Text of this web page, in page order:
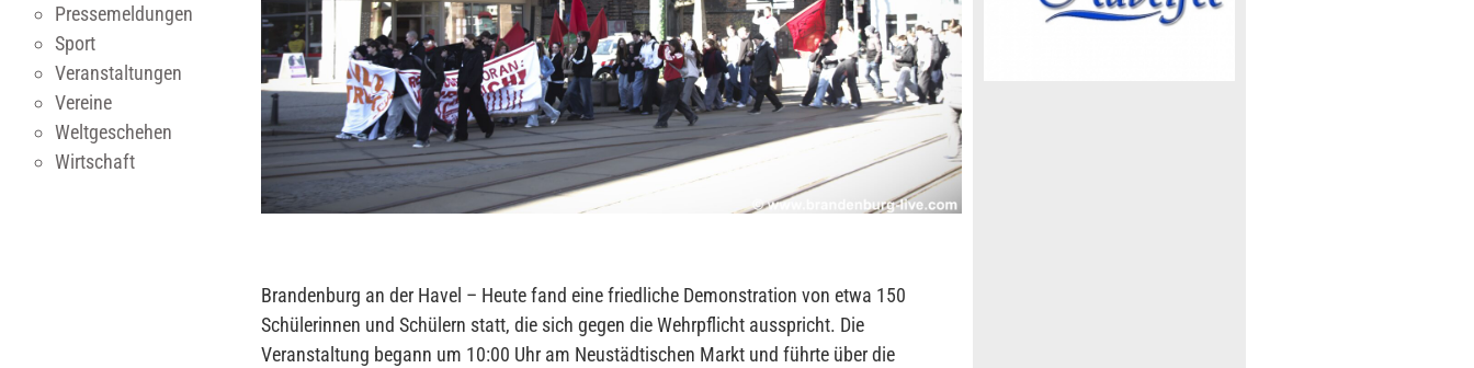
Pressemeldungen
Sport
Veranstaltungen
Vereine
Weltgeschehen
Wirtschaft
Brandenburg an der Havel – Heute fand eine friedliche Demonstration von etwa 150
Schülerinnen und Schülern statt, die sich gegen die Wehrpflicht ausspricht. Die
Veranstaltung begann um 10:00 Uhr am Neustädtischen Markt und führte über die